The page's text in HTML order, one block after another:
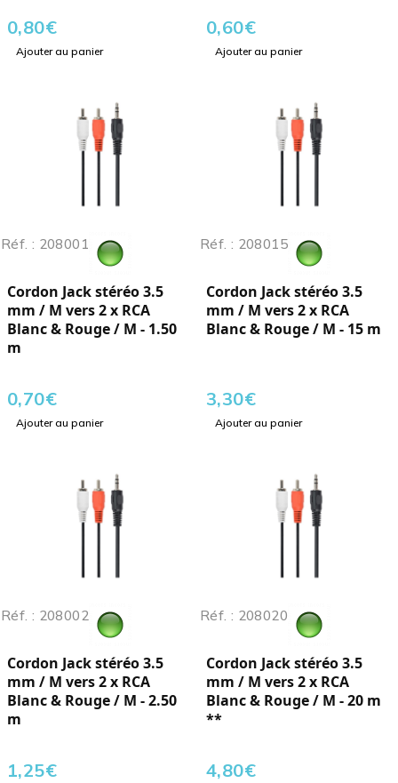
0,80€
Ajouter au panier
0,60€
Ajouter au panier
Réf. : 208001
Cordon Jack stéréo 3.5
mm / M vers 2 x RCA
Blanc & Rouge / M - 1.50
m
0,70€
Ajouter au panier
Réf. : 208015
Cordon Jack stéréo 3.5
mm / M vers 2 x RCA
Blanc & Rouge / M - 15 m
3,30€
Ajouter au panier
Réf. : 208002
Cordon Jack stéréo 3.5
mm / M vers 2 x RCA
Blanc & Rouge / M - 2.50
m
1,25€
Réf. : 208020
Cordon Jack stéréo 3.5
mm / M vers 2 x RCA
Blanc & Rouge / M - 20 m
**
4,80€